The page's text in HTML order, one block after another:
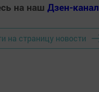
на наш Дзен-канал
на страницу новости